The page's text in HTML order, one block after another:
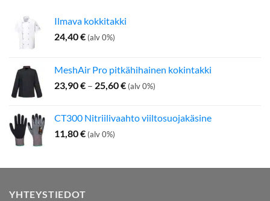
Ilmava kokkitakki
24,40€ (alv 0%)
MeshAir Pro pitkähihainen kokintakki
23,90€ – 25,60€Hintaluokka:
25,60 €
(alv 0%)
CT300 Nitriilivaahto viiltosuojakäsine
11,80€ (alv 0%)
YHTEYSTIEDOT